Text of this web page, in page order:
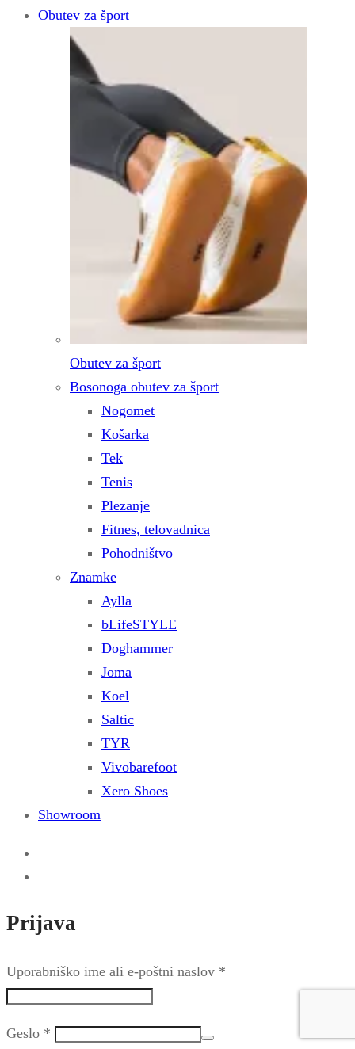
Obutev za šport
Obutev za šport
Bosonoga obutev za šport
Nogomet
Košarka
Tek
Tenis
Plezanje
Fitnes, telovadnica
Pohodništvo
Znamke
Aylla
bLifeSTYLE
Doghammer
Joma
Koel
Saltic
TYR
Vivobarefoot
Xero Shoes
Showroom
Prijava
Uporabniško ime ali e-poštni naslov *
Geslo *